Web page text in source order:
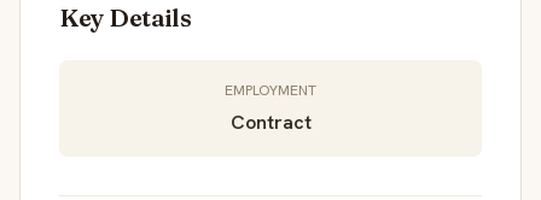
Key Details
EMPLOYMENT
Contract